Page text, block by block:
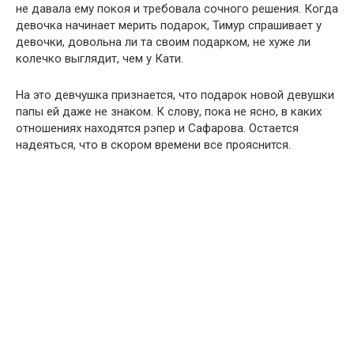
не давала ему покоя и требовала сочного решения. Когда
девочка начинает мерить подарок, Тимур спрашивает у
девочки, довольна ли та своим подарком, не хуже ли
колечко выглядит, чем у Кати.
На это девчушка признается, что подарок новой девушки
папы ей даже не знаком. К слову, пока не ясно, в каких
отношениях находятся рэпер и Сафaрова. Остается
надеяться, что в скором времени все прояснится.